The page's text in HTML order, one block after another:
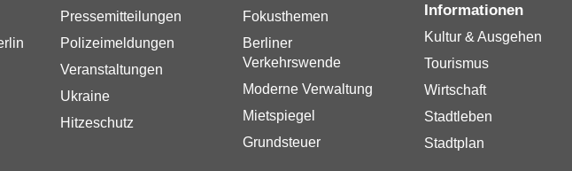
Pressemitteilungen
Polizeimeldungen
Veranstaltungen
Ukraine
Hitzeschutz
Fokusthemen
Berliner
Verkehrswende
Moderne Verwaltung
Mietspiegel
Grundsteuer
Informationen
Kultur & Ausgehen
Tourismus
Wirtschaft
Stadtleben
Stadtplan